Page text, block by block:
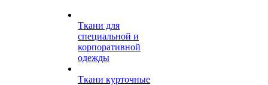
Ткани для
специальной и
корпоративной
одежды
Ткани курточные